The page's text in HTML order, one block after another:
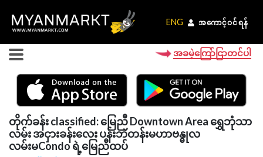
ENG အကောင့်ဝင်ရန်
ENG အကောင့်ဝင်ရန်
အခမဲ့ကြော်ငြာတင်ပါ
တိုက်ခန်း classified: မြေညီ Downtown Area ရွှေဘုံသာ
လမ်း အငှားခန်းလေး ပန်းဘဲတန်းမဟာဗန္ဓုလ
လမ်းမCondo ရဲ့မြေညီထပ်